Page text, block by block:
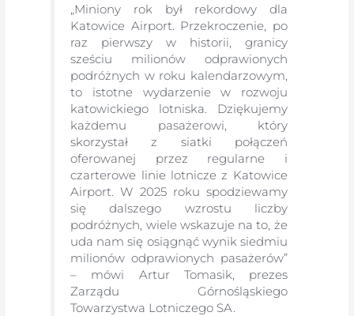
„Miniony rok był rekordowy dla
Katowice Airport. Przekroczenie, po
raz pierwszy w historii, granicy
sześciu milionów odprawionych
podróżnych w roku kalendarzowym,
to istotne wydarzenie w rozwoju
katowickiego lotniska. Dziękujemy
każdemu pasażerowi, który
skorzystał z siatki połączeń
oferowanej przez regularne i
czarterowe linie lotnicze z Katowice
Airport. W 2025 roku spodziewamy
się dalszego wzrostu liczby
podróżnych, wiele wskazuje na to, że
uda nam się osiągnąć wynik siedmiu
milionów odprawionych pasażerów”
– mówi Artur Tomasik, prezes
Zarządu Górnośląskiego
Towarzystwa Lotniczego SA.